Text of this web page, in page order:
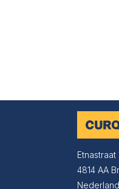
Etnastraat
4814 AA
Nederland